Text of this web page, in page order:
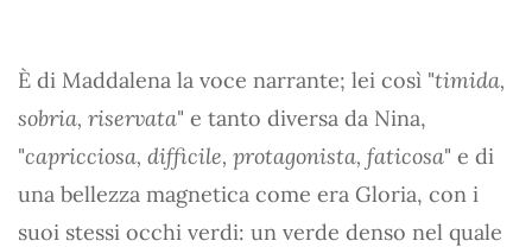
È di Maddalena la voce narrante; lei così "timida,
sobria, riservata" e tanto diversa da Nina,
"capricciosa, difficile, protagonista, faticosa" e di
una bellezza magnetica come era Gloria, con i
suoi stessi occhi verdi: un verde denso nel quale